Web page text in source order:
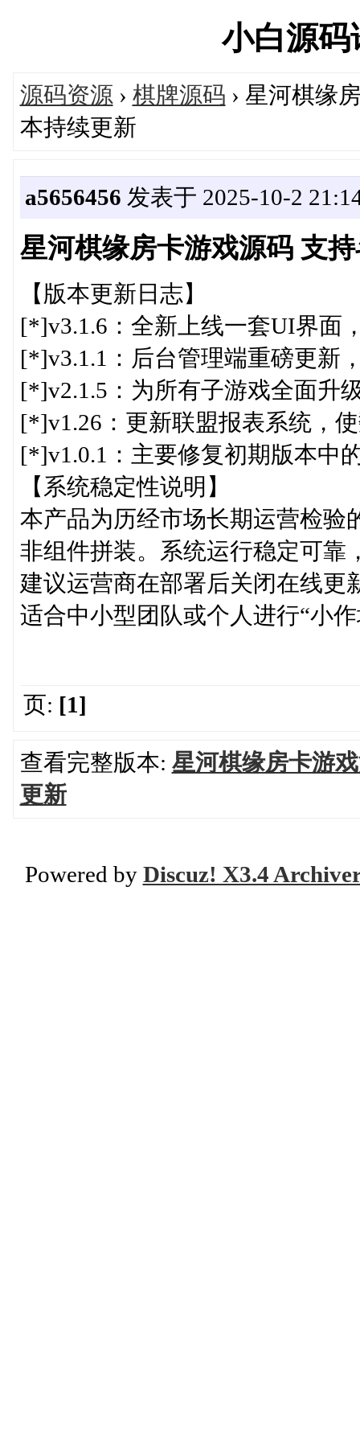
小白源
源码资源 › 棋牌源码 › 星河棋缘
本持续更新
a5656456 发表于 2025-10-2
星河棋缘房卡游戏源码 支
【版本更新日志】
[*]v3.1.6：全新上线一套UI界面
[*]v3.1.1：后台管理端重磅更新
[*]v2.1.5：为所有子游戏全面升
[*]v1.26：更新联盟报表系统，
[*]v1.0.1：主要修复初期版本中
【系统稳定性说明】
本产品为历经市场长期运营检验
非组件拼装。系统运行稳定可靠
建议运营商在部署后关闭在线更
适合中小型团队或个人进行“小
页: [1]
查看完整版本: 星河棋缘房卡游
更新
Powered by Discuz! X3.4